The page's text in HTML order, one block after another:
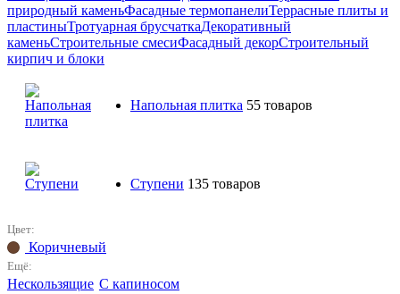
природный каменьФасадные термопанелиТеррасные плиты и
пластиныТротуарная брусчаткаДекоративный
каменьСтроительные смесиФасадный декорСтроительный
кирпич и блоки
Напольная плитка 55 товаров
Ступени 135 товаров
Цвет:
Коричневый
Ещё:
Нескользящие С капиносом